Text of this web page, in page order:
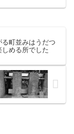
町並みはうだつ
める所でした